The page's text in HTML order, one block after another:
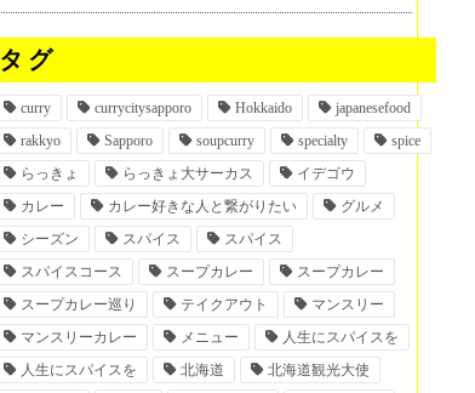
タグ
curry currycitysapporo Hokkaido
japanesefood
rakkyo
Sapporo soupcurry specialty
spice
らっきょ
らっきょ大サーカス
イデゴウ
カレー
カレー好きな人と繋がりたい
グルメ
シーズン
スパイス
スパイス
スパイスコース
スープカレー
スープカレー
スープカレー巡り
テイクアウト
マンスリー
マンスリーカレー
メニュー
人生にスパイスを
人生にスパイスを
北海道
北海道観光大使